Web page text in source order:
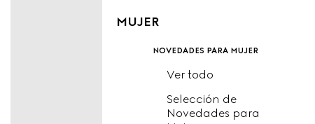
MUJER
novedades para mujer
Ver todo
Selección de
Novedades para